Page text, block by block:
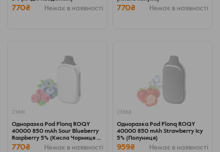
770₴ Немає в наявності 770₴ Немає в наявності
23661
Одноразка Pod Flonq ROQY
40000 850 mAh Sour Blueberry
Raspberry 5% (Кисла Чорниця +
Малина)
770₴ Немає в наявності
23668
Одноразка Pod Flonq ROQY
40000 850 mAh Strawberry Icy
5% (Полуниця)
959₴ Немає в наявності